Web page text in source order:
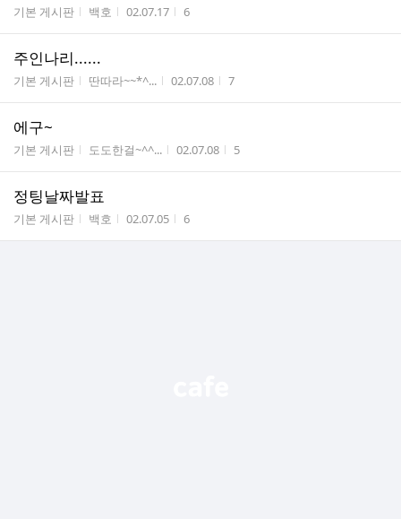
게시판명
기본 게시판 작성자
백호 작성시간
02.07.17 조회수
6
주인나리......
게시판명
기본 게시판 작성자
딴따라~~*^... 작성시간
02.07.08 조회수
7
에구~
게시판명
기본 게시판 작성자
도도한걸~^^... 작성시간
02.07.08 조회수
5
정팅날짜발표
게시판명
기본 게시판 작성자
백호 작성시간
02.07.05 조회수
6